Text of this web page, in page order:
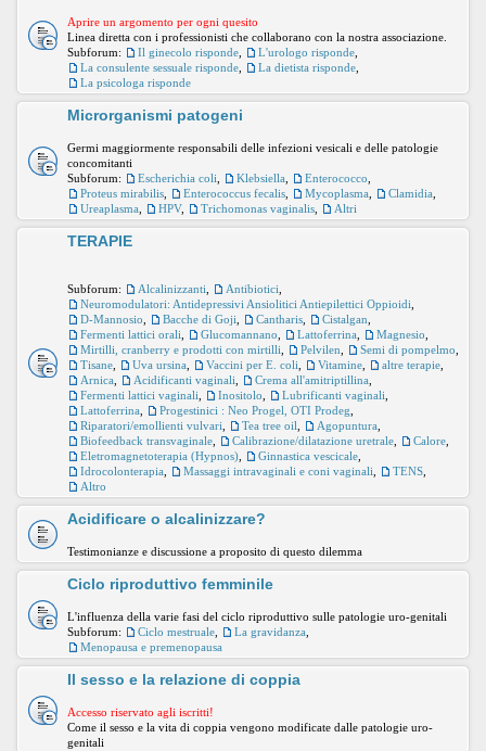
Aprire un argomento per ogni quesito
Linea diretta con i professionisti che collaborano con la nostra associazione.
Subforum:
Il ginecolo risponde L'urologo risponde
La consulente sessuale risponde
La dietista risponde
La psicologa risponde
Microrganismi patogeni
Germi maggiormente responsabili delle infezioni vesicali e delle patologie
concomitanti
Subforum:
Escherichia coli Klebsiella Enterococco
Proteus mirabilis
Enterococcus fecalis Mycoplasma Clamidia
Ureaplasma
HPV, Trichomonas vaginalis Altri
TERAPIE
Subforum: Alcalinizzanti Antibiotici
Neuromodulatori: Antidepressivi Ansiolitici Antiepilettici Oppioidi
D-Mannosio
Bacche di Goji Cantharis Cistalgan
Fermenti lattici orali
Glucomannano Lattoferrina Magnesio
Mirtilli, cranberry e prodotti con mirtilli
Pelvilen Semi di pompelmo
Tisane
Uva ursina Vaccini per E. coli Vitamine altre terapie
Arnica
Acidificanti vaginali Crema all'amitriptillina
Fermenti lattici vaginali
Inositolo Lubrificanti vaginali
Lattoferrina
Progestinici : Neo Progel, OTI Prodeg
Riparatori/emollienti vulvari
Tea tree oil Agopuntura
Biofeedback transvaginale
Calibrazione/dilatazione uretrale Calore
Eletromagnetoterapia (Hypnos)
Ginnastica vescicale
Idrocolonterapia
Massaggi intravaginali e coni vaginali TENS
Altro
Acidificare o alcalinizzare?
Testimonianze e discussione a proposito di questo dilemma
Ciclo riproduttivo femminile
L'influenza della varie fasi del ciclo riproduttivo sulle patologie uro-genitali
Subforum:
Ciclo mestruale La gravidanza
Menopausa e premenopausa
Il sesso e la relazione di coppia
Accesso riservato agli iscritti!
Come il sesso e la vita di coppia vengono modificate dalle patologie uro-
genitali